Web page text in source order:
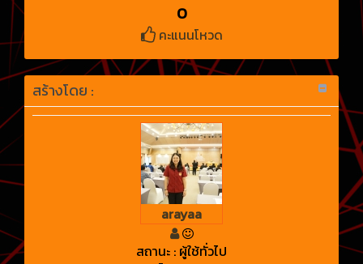
0
คะแนนโหวด
สร้างโดย :
arayaa
สถานะ : ผู้ใช้ทั่วไป